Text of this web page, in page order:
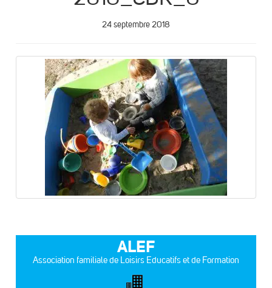
24 septembre 2018
ALEF
Association familiale de Loisirs Educatifs et de Formation